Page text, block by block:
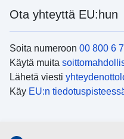
Ota yhteyttä EU:hun
Soita numeroon 00 800 6
Käytä muita
Lähetä viesti
Käy EU:n